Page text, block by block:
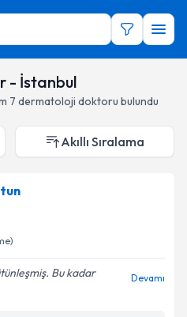
- İstanbul
7 dermatoloji doktoru bulundu
Akıllı Sıralama
Bu kadar
Devamı